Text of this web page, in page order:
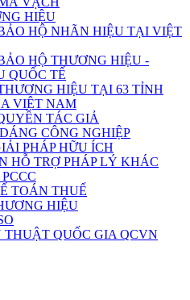
HIỆU
HỘ NHÃN HIỆU TẠI VIỆT
HỘ THƯƠNG HIỆU -
QUỐC TẾ
HIỆU TẠI 63 TỈNH
VIỆT NAM
TÁC GIẢ
CÔNG NGHIỆP
PHÁP HỮU ÍCH
HỖ TRỢ PHÁP LÝ KHÁC
TOÁN THUẾ
HIỆU
QUỐC GIA QCVN